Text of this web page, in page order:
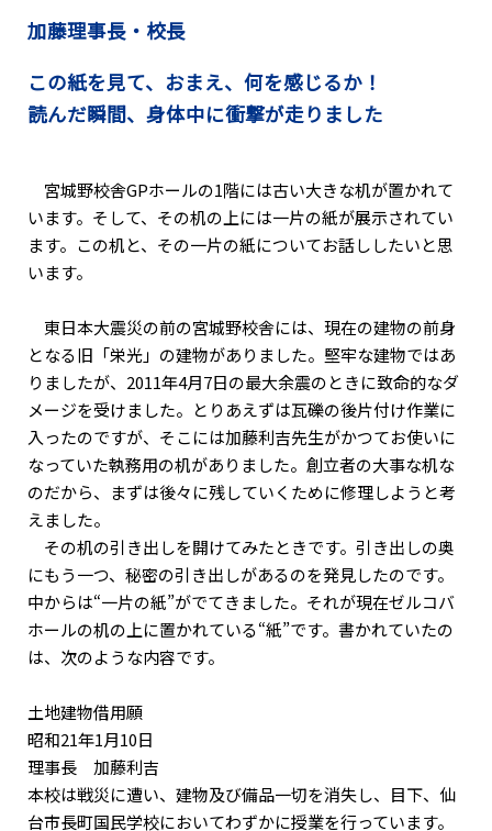
加藤理事長・校長
この紙を見て、おまえ、何を感じるか！
読んだ瞬間、身体中に衝撃が走りました
宮城野校舎GPホールの1階には古い大きな机が置かれて
います。そして、その机の上には一片の紙が展示されてい
ます。この机と、その一片の紙についてお話ししたいと思
います。
東日本大震災の前の宮城野校舎には、現在の建物の前身
となる旧「栄光」の建物がありました。堅牢な建物ではあ
りましたが、2011年4月7日の最大余震のときに致命的なダ
メージを受けました。とりあえずは瓦礫の後片付け作業に
入ったのですが、そこには加藤利吉先生がかつてお使いに
なっていた執務用の机がありました。創立者の大事な机な
のだから、まずは後々に残していくために修理しようと考
えました。
その机の引き出しを開けてみたときです。引き出しの奥
にもう一つ、秘密の引き出しがあるのを発見したのです。
中からは“一片の紙”がでてきました。それが現在ゼルコバ
ホールの机の上に置かれている“紙”です。書かれていたの
は、次のような内容です。
土地建物借用願
昭和21年1月10日
理事長 加藤利吉
本校は戦災に遭い、建物及び備品一切を消失し、目下、仙
台市長町国民学校においてわずかに授業を行っています。